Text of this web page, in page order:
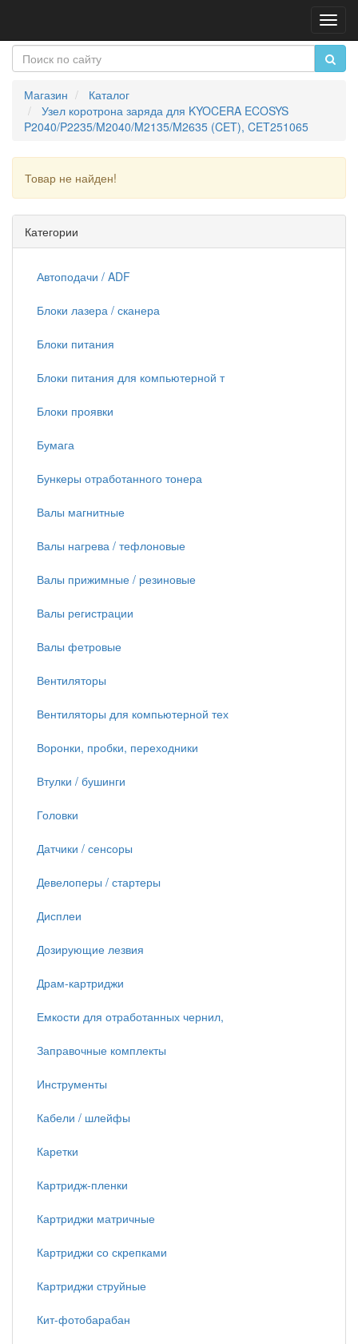
Магазин
Каталог
Узел коротрона заряда для KYOCERA ECOSYS
P2040/P2235/M2040/M2135/M2635 (CET), CET251065
Товар не найден!
Категории
Автоподачи / ADF
Блоки лазера / сканера
Блоки питания
Блоки питания для компьютерной т
Блоки проявки
Бумага
Бункеры отработанного тонера
Валы магнитные
Валы нагрева / тефлоновые
Валы прижимные / резиновые
Валы регистрации
Валы фетровые
Вентиляторы
Вентиляторы для компьютерной тех
Воронки, пробки, переходники
Втулки / бушинги
Головки
Датчики / сенсоры
Девелоперы / стартеры
Дисплеи
Дозирующие лезвия
Драм-картриджи
Емкости для отработанных чернил,
Заправочные комплекты
Инструменты
Кабели / шлейфы
Каретки
Картридж-пленки
Картриджи матричные
Картриджи со скрепками
Картриджи струйные
Кит-фотобарабан